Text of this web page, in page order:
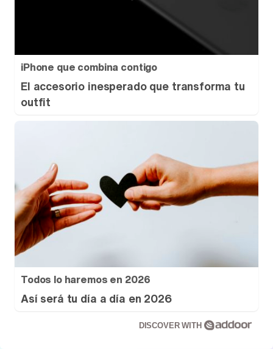
iPhone que combina contigo
El accesorio inesperado que transforma tu
outfit
Todos lo haremos en 2026
Así será tu día a día en 2026
DISCOVER WITH